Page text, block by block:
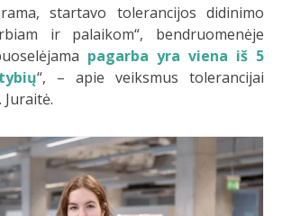
startavo tolerancijos didinimo
ir palaikom“, bendruomenėje
pagarba yra viena iš 5
“, – apie veiksmus tolerancijai
Juraitė.